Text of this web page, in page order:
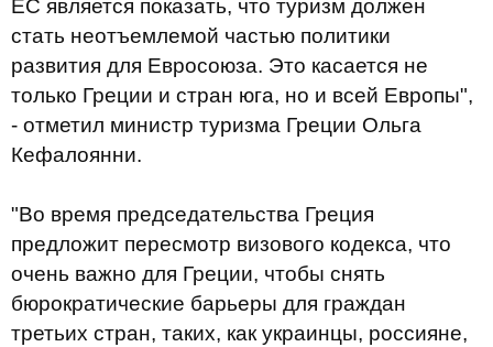
ЕС является показать, что туризм должен
стать неотъемлемой частью политики
развития для Евросоюза. Это касается не
только Греции и стран юга, но и всей Европы",
- отметил министр туризма Греции Ольга
Кефалоянни.
"Во время председательства Греция
предложит пересмотр визового кодекса, что
очень важно для Греции, чтобы снять
бюрократические барьеры для граждан
третьих стран, таких, как украинцы, россияне,